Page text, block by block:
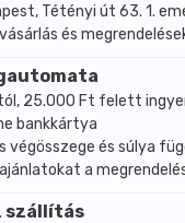
Tétényi út 63. 1.
és
25.000 Ft felett
bankkártya
végösszege és súlya
a
szállítás